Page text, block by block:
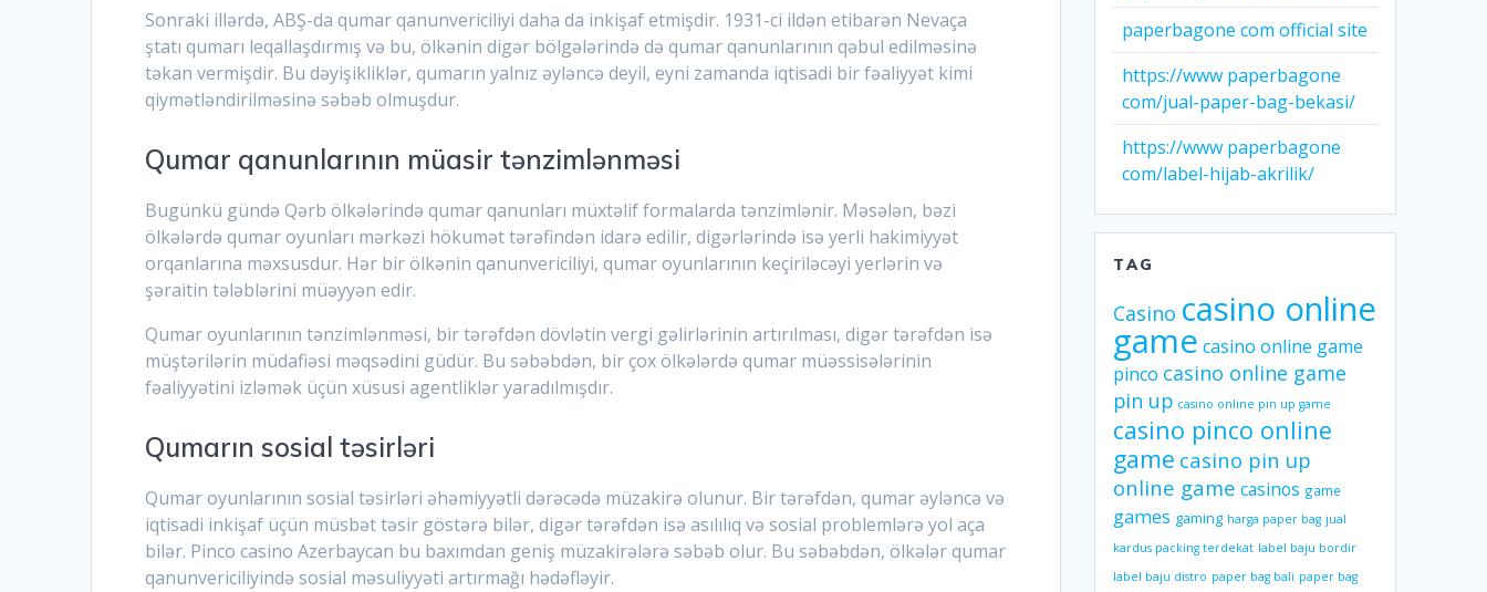
Sonraki illərdə, ABŞ-da qumar qanunvericiliyi daha da inkişaf etmişdir. 1931-ci ildən etibarən Nevaça
ştatı qumarı leqallaşdırmış və bu, ölkənin digər bölgələrində də qumar qanunlarının qəbul edilməsinə
təkan vermişdir. Bu dəyişikliklər, qumarın yalnız əyləncə deyil, eyni zamanda iqtisadi bir fəaliyyət kimi
qiymətləndirilməsinə səbəb olmuşdur.
Qumar qanunlarının müasir tənzimlənməsi
Bugünkü gündə Qərb ölkələrində qumar qanunları müxtəlif formalarda tənzimlənir. Məsələn, bəzi
ölkələrdə qumar oyunları mərkəzi hökumət tərəfindən idarə edilir, digərlərində isə yerli hakimiyyət
orqanlarına məxsusdur. Hər bir ölkənin qanunvericiliyi, qumar oyunlarının keçiriləcəyi yerlərin və
şəraitin tələblərini müəyyən edir.
Qumar oyunlarının tənzimlənməsi, bir tərəfdən dövlətin vergi gəlirlərinin artırılması, digər tərəfdən isə
müştərilərin müdafiəsi məqsədini güdür. Bu səbəbdən, bir çox ölkələrdə qumar müəssisələrinin
fəaliyyətini izləmək üçün xüsusi agentliklər yaradılmışdır.
Qumarın sosial təsirləri
Qumar oyunlarının sosial təsirləri əhəmiyyətli dərəcədə müzakirə olunur. Bir tərəfdən, qumar əyləncə və
iqtisadi inkişaf üçün müsbət təsir göstərə bilər, digər tərəfdən isə asılılıq və sosial problemlərə yol aça
bilər. Pinco casino Azerbaycan bu baxımdan geniş müzakirələrə səbəb olur. Bu səbəbdən, ölkələr qumar
qanunvericiliyində sosial məsuliyyəti artırmağı hədəfləyir.
paperbagone com official site
https://www paperbagone
com/jual-paper-bag-bekasi/
https://www paperbagone
com/label-hijab-akrilik/
TAG
Casino casino online
game casino online game
pinco casino online game
pin up casino online pin up game
casino pinco online
game casino pin up
online game casinos game
games gaming harga paper bag jual
kardus packing terdekat label baju bordir
label baju distro paper bag bali paper bag